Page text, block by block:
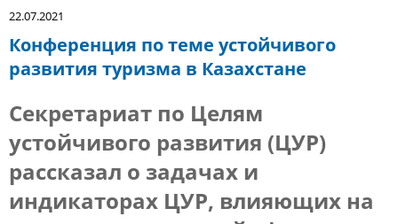
22.07.2021
Конференция по теме устойчивого
развития туризма в Казахстане
Секретариат по Целям
устойчивого развития (ЦУР)
рассказал о задачах и
индикаторах ЦУР, влияющих на